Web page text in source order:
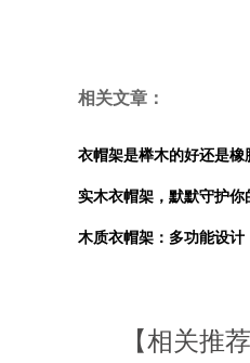
相关文章：
衣帽架是榉木的好还是
实木衣帽架，默默守护你
木质衣帽架：多功能设
【相关推荐